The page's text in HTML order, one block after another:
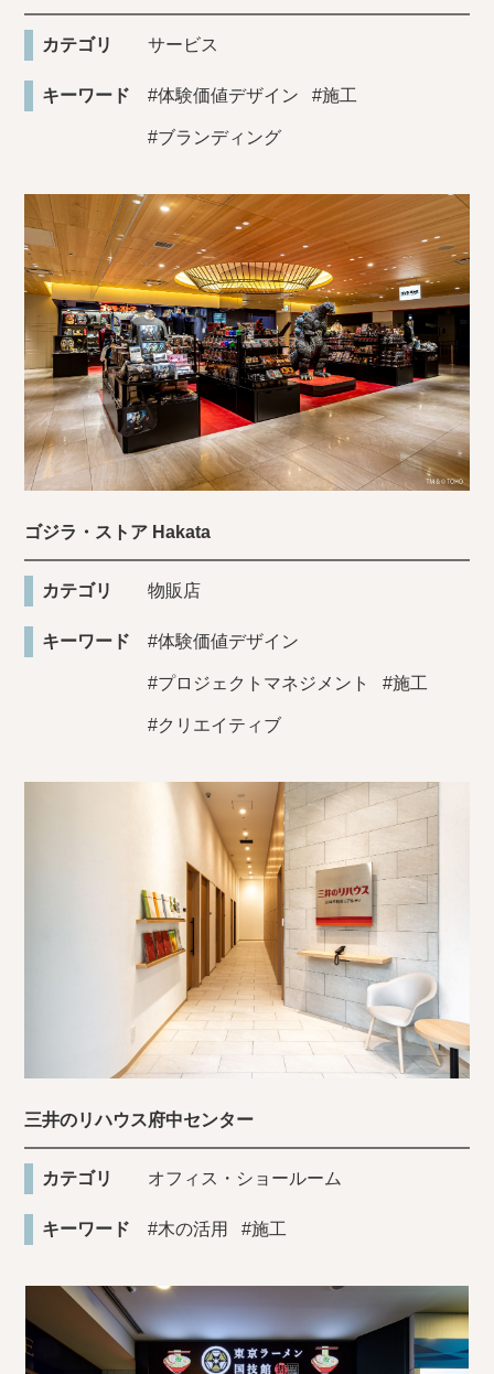
カテゴリ サービス
キーワード #体験価値デザイン #施工
#ブランディング
ゴジラ・ストア Hakata
カテゴリ 物販店
キーワード #体験価値デザイン
#プロジェクトマネジメント #施工
#クリエイティブ
三井のリハウス府中センター
カテゴリ オフィス・ショールーム
キーワード #木の活用 #施工